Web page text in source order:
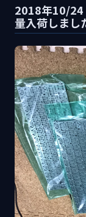
2018年10/24
量入荷しまし